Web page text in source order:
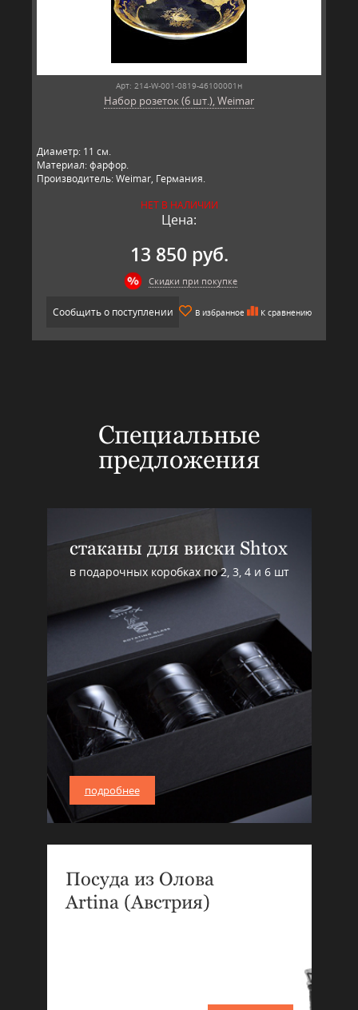
Арт: 214-W-001-0819-46100001н
Набор розеток (6 шт.), Weimar
Диаметр: 11 см.
Материал: фарфор.
Производитель: Weimar, Германия.
НЕТ В НАЛИЧИИ
Цена:
13 850 руб.
Скидки при покупке
Сообщить о поступлении В избранное К сравнению
Специальные
предложения
стаканы для виски Shtox
в подарочных коробках по 2, 3, 4 и 6 шт
подробнее
Посуда из Олова
Artina (Австрия)